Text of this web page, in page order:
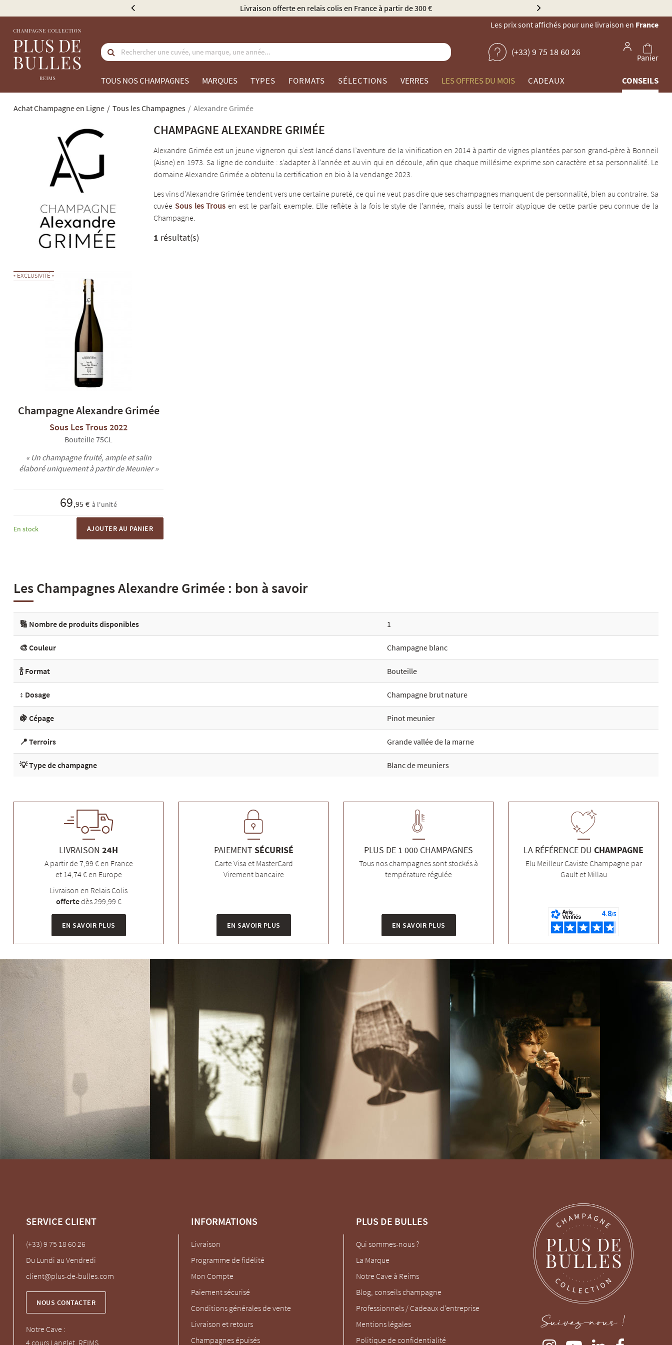
Livraison offerte en relais colis en France à partir de 300 €
Les prix sont affichés pour une livraison en France
(+33) 9 75 18 60 26
Panier
TOUS NOS CHAMPAGNES MARQUES TYPES FORMATS SÉLECTIONS VERRES LES OFFRES DU MOIS CADEAUX CONSEILS
Achat Champagne en Ligne Tous les Champagnes Alexandre Grimée
CHAMPAGNE ALEXANDRE GRIMÉE
Alexandre Grimée est un jeune vigneron qui s’est lancé dans l’aventure de la vinification en 2014 à partir de vignes plantées par son grand-père à Bonneil
(Aisne) en 1973. Sa ligne de conduite : s’adapter à l’année et au vin qui en découle, afin que chaque millésime exprime son caractère et sa personnalité. Le
domaine Alexandre Grimée a obtenu la certification en bio à la vendange 2023.
Les vins d’Alexandre Grimée tendent vers une certaine pureté, ce qui ne veut pas dire que ses champagnes manquent de personnalité, bien au contraire. Sa
cuvée Sous les Trous en est le parfait exemple. Elle reflète à la fois le style de l’année, mais aussi le terroir atypique de cette partie peu connue de la
Champagne.
1 résultat(s)
EXCLUSIVITÉ
Champagne Alexandre Grimée
Sous Les Trous 2022
Bouteille 75CL
« Un champagne fruité, ample et salin
élaboré uniquement à partir de Meunier »
69,95 € à l'unité
En stock AJOUTER AU PANIER
Les Champagnes Alexandre Grimée : bon à savoir
🔢 Nombre de produits disponibles 1
🎨 Couleur Champagne blanc
🍾 Format Bouteille
↕️ Dosage Champagne brut nature
🍇 Cépage Pinot meunier
📍 Terroirs Grande vallée de la marne
💡 Type de champagne Blanc de meuniers
LIVRAISON 24H
A partir de 7,99 € en France
et 14,74 € en Europe
Livraison en Relais Colis
offertedès 299,99 €
EN SAVOIR PLUS
PAIEMENTSÉCURISÉ
Carte Visa et MasterCard
Virement bancaire
EN SAVOIR PLUS
PLUS DE 1 000 CHAMPAGNES
Tous nos champagnes sont stockés à
température régulée
EN SAVOIR PLUS
LA RÉFÉRENCE DU CHAMPAGNE
Elu Meilleur Caviste Champagne par
Gault et Millau
SERVICE CLIENT
(+33) 9 75 18 60 26
Du Lundi au Vendredi
client@plus-de-bulles.com
NOUS CONTACTER
Notre Cave :
4 cours Langlet, REIMS
INFORMATIONS
Livraison
Programme de fidélité
Mon Compte
Paiement sécurisé
Conditions générales de vente
Livraison et retours
Champagnes épuisés
PLUS DE BULLES
Qui sommes-nous ?
La Marque
Notre Cave à Reims
Blog, conseils champagne
Professionnels / Cadeaux d'entreprise
Mentions légales
Politique de confidentialité
Suivez-nous !